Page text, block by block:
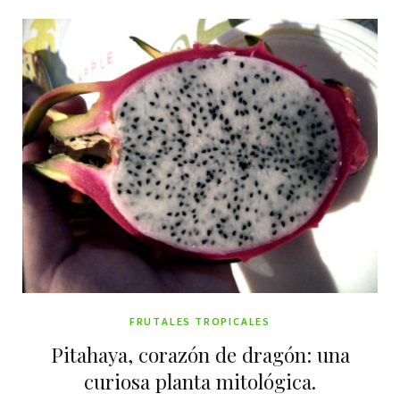
FRUTALES TROPICALES
Pitahaya, corazón de dragón: una
curiosa planta mitológica.